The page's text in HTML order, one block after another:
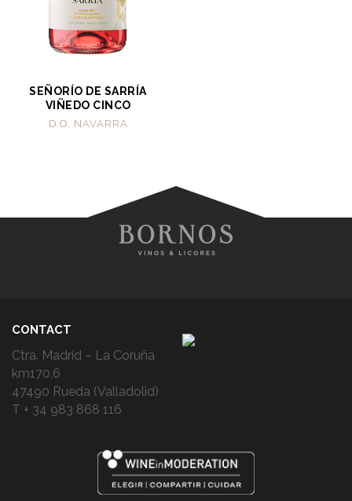
SEÑORÍO DE SARRÍA
VIÑEDO CINCO
D.O. NAVARRA
CONTACT
Ctra. Madrid – La Coruña
km170,6
47490 Rueda (Valladolid)
T + 34 983 868 116